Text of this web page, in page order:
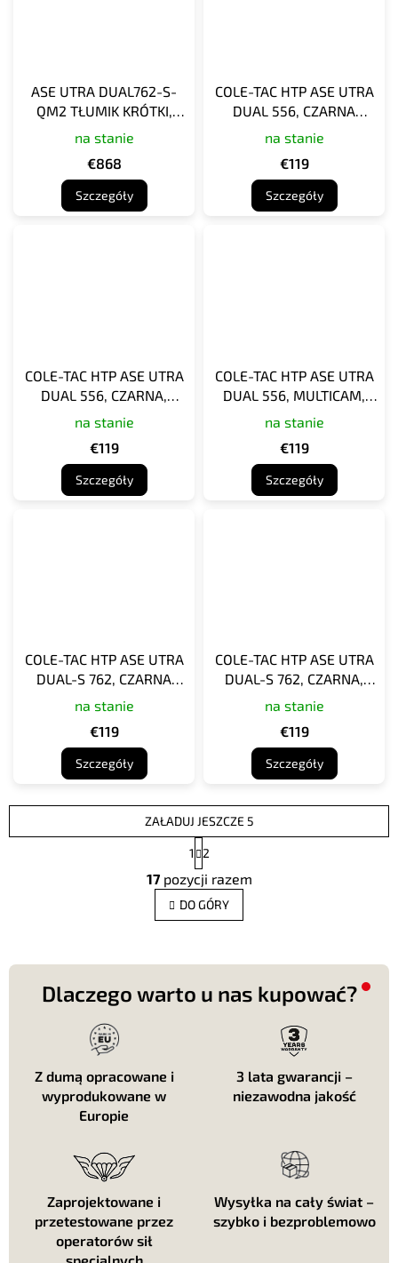
ASE UTRA DUAL762-S-
QM2 TŁUMIK KRÓTKI,
ZIELONY CERAKOTE
na stanie
€868
Szczegóły
COLE-TAC HTP ASE UTRA
DUAL 556, CZARNA
MULTICAM, OSŁONA
AMORTYZATORA
na stanie
€119
Szczegóły
COLE-TAC HTP ASE UTRA
DUAL 556, CZARNA,
OSŁONA IZOLACYJNA DO
AMORTYZATORA
na stanie
€119
Szczegóły
COLE-TAC HTP ASE UTRA
DUAL 556, MULTICAM,
OSŁONA IZOLACYJNA DO
AMORTYZATORA
na stanie
€119
Szczegóły
COLE-TAC HTP ASE UTRA
DUAL-S 762, CZARNA
MULTICAM, OSŁONA
IZOLACYJNA DO
AMORTYZATORA
na stanie
€119
Szczegóły
COLE-TAC HTP ASE UTRA
DUAL-S 762, CZARNA,
OSŁONA IZOLACYJNA DO
AMORTYZATORA
na stanie
€119
Szczegóły
K
o
n
t
l
k
i
ZAŁADUJ JESZCZE 5
P
a
g
i
n
a
a
1 2
17pozycji razem
DO GÓRY
Dlaczego warto u nas kupować?
Z dumą opracowane i
wyprodukowane w
Europie
3 lata gwarancji –
niezawodna jakość
Zaprojektowane i
przetestowane przez
operatorów sił
Wysyłka na cały świat –
szybko i bezproblemowo